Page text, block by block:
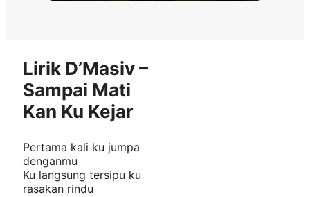
Lirik D’Masiv –
Sampai Mati
Kan Ku Kejar
Pertama kali ku jumpa
denganmu
Ku langsung tersipu ku
rasakan rindu